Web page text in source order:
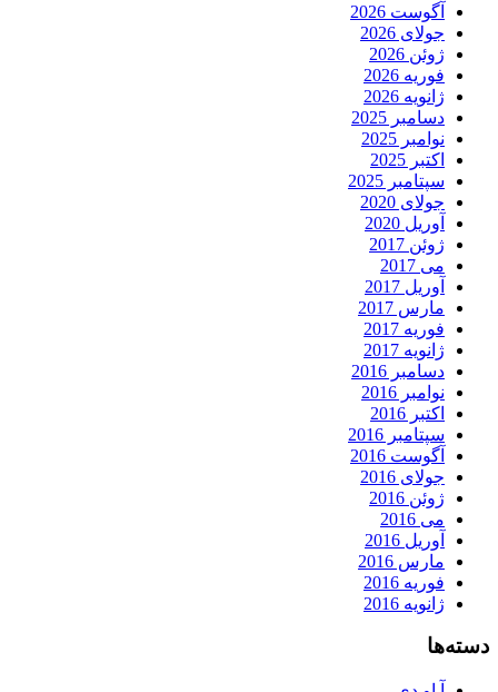
آگوست 2026
جولای 2026
ژوئن 2026
فوریه 2026
ژانویه 2026
دسامبر 2025
نوامبر 2025
اکتبر 2025
سپتامبر 2025
جولای 2020
آوریل 2020
ژوئن 2017
می 2017
آوریل 2017
مارس 2017
فوریه 2017
ژانویه 2017
دسامبر 2016
نوامبر 2016
اکتبر 2016
سپتامبر 2016
آگوست 2016
جولای 2016
ژوئن 2016
می 2016
آوریل 2016
مارس 2016
فوریه 2016
ژانویه 2016
دسته‌ها